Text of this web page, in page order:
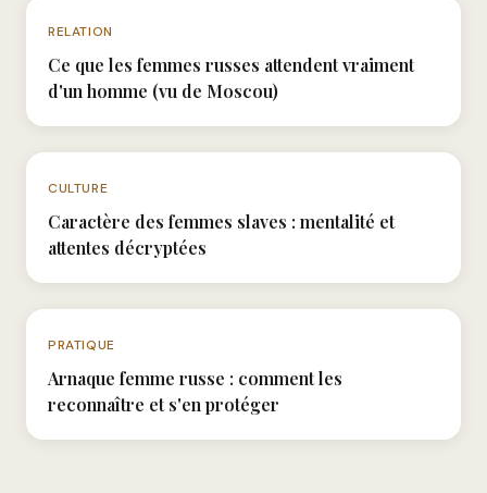
RELATION
Ce que les femmes russes attendent vraiment
d'un homme (vu de Moscou)
CULTURE
Caractère des femmes slaves : mentalité et
attentes décryptées
PRATIQUE
Arnaque femme russe : comment les
reconnaître et s'en protéger